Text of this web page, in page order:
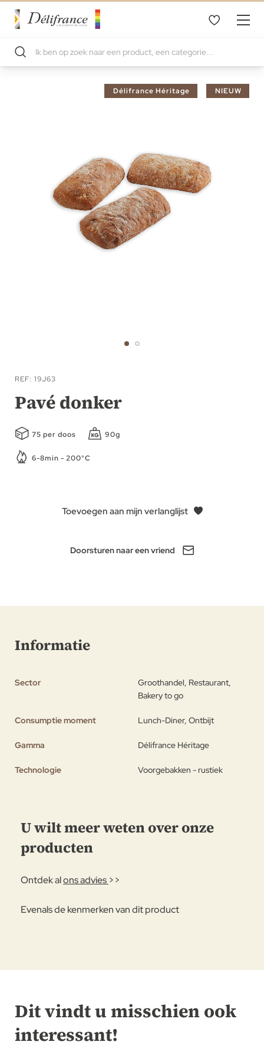
afbeeldingen-
naar
het
begin
van
de
afbeeldingen-
NIEUW
Délifrance Héritage
REF 19J63
Pavé donker
75 per doos 90g
6-8min - 200°C
Toevoegen aan mijn verlanglijst
Doorsturen naar een vriend
Informatie
Sector
Groothandel, Restaurant,
Bakery to go
Consumptie moment Lunch-Diner, Ontbijt
Gamma Délifrance Héritage
Technologie Voorgebakken - rustiek
U wilt meer weten over onze
producten
Ontdek alons advies >>
Evenals de kenmerken van dit product
Dit vindt u misschien ook
interessant!